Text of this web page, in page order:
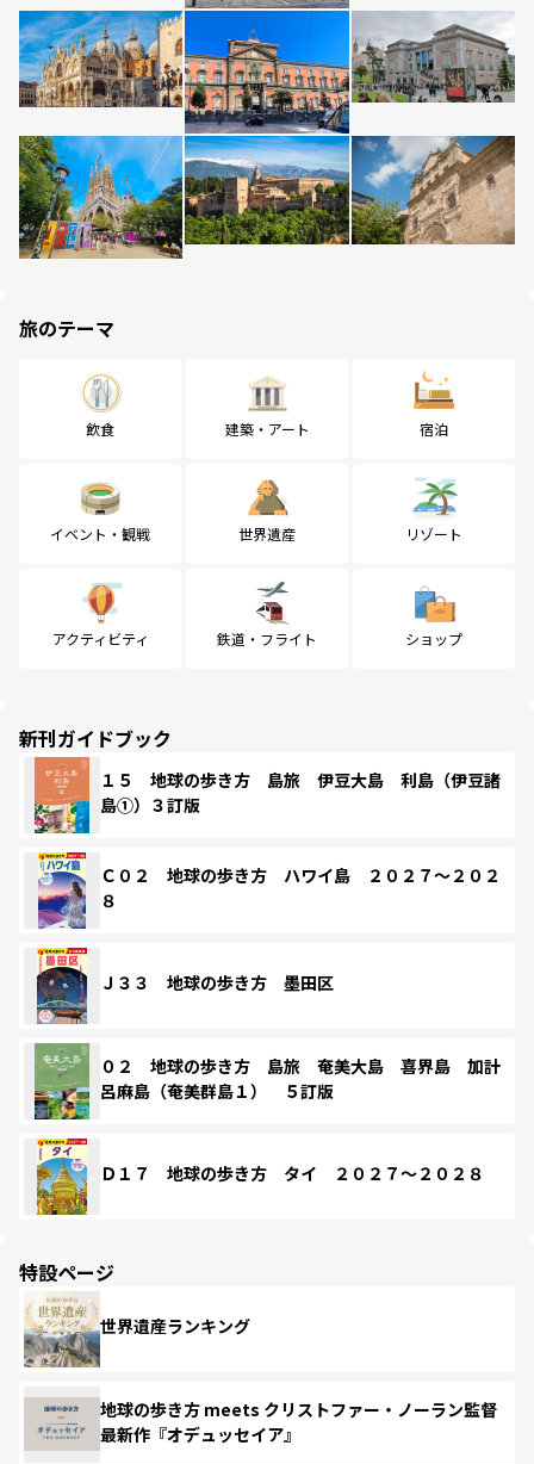
旅のテーマ
飲食 建築・アート 宿泊
イベント・観戦 世界遺産 リゾート
アクティビティ 鉄道・フライト ショップ
新刊ガイドブック
１５ 地球の歩き方 島旅 伊豆大島 利島（伊豆諸
島①）３訂版
Ｃ０２ 地球の歩き方 ハワイ島 ２０２７～２０２
８
Ｊ３３ 地球の歩き方 墨田区
０２ 地球の歩き方 島旅 奄美大島 喜界島 加計
呂麻島（奄美群島１） ５訂版
Ｄ１７ 地球の歩き方 タイ ２０２７～２０２８
特設ページ
世界遺産ランキング
地球の歩き方 meets クリストファー・ノーラン監督
最新作『オデュッセイア』